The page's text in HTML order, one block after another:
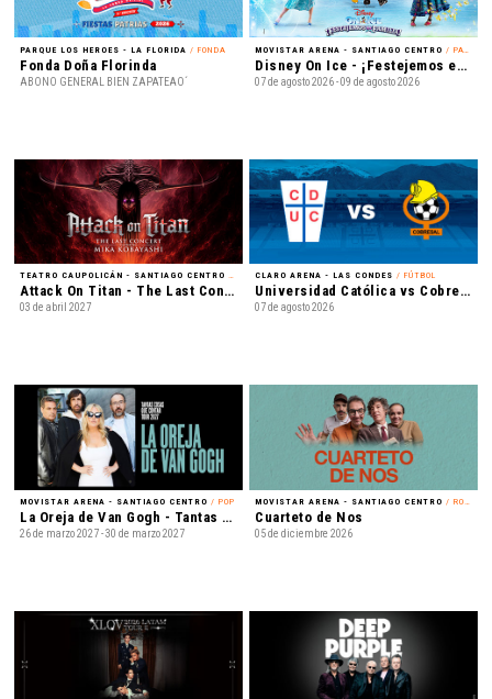
PARQUE LOS HEROES - LA FLORIDA / FONDA
Fonda Doña Florinda
ABONO GENERAL BIEN ZAPATEAO´
MOVISTAR ARENA - SANTIAGO CENTRO / PATINAJE EN HIELO
Disney On Ice - ¡Festejemos en Familia!
07 de agosto 2026 - 09 de agosto 2026
TEATRO CAUPOLICÁN - SANTIAGO CENTRO
Attack On Titan - The Last Concert
03 de abril 2027
CLARO ARENA - LAS CONDES / FÚTBOL
Universidad Católica vs Cobresal - Liga de Primera Mercado Libre - Fecha 18
07 de agosto 2026
MOVISTAR ARENA - SANTIAGO CENTRO / POP
La Oreja de Van Gogh - Tantas cosas que contar Tour 2027
26 de marzo 2027 - 30 de marzo 2027
MOVISTAR ARENA - SANTIAGO CENTRO / ROCK
Cuarteto de Nos
05 de diciembre 2026